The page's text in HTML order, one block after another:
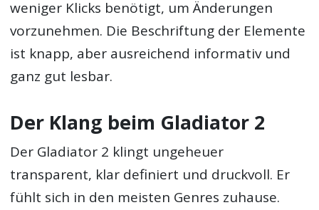
weniger Klicks benötigt, um Änderungen
vorzunehmen. Die Beschriftung der Elemente
ist knapp, aber ausreichend informativ und
ganz gut lesbar.
Der Klang beim Gladiator 2
Der Gladiator 2 klingt ungeheuer
transparent, klar definiert und druckvoll. Er
fühlt sich in den meisten Genres zuhause.